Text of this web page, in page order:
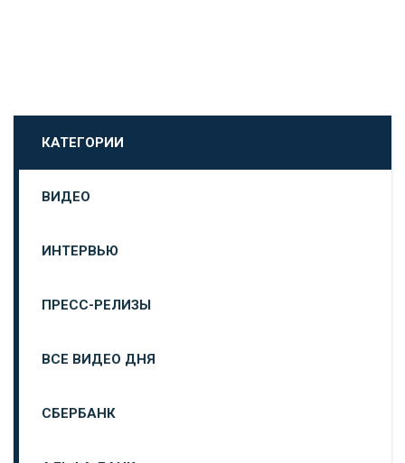
КАТЕГОРИИ
ВИДЕО
ИНТЕРВЬЮ
ПРЕСС-РЕЛИЗЫ
ВСЕ ВИДЕО ДНЯ
СБЕРБАНК